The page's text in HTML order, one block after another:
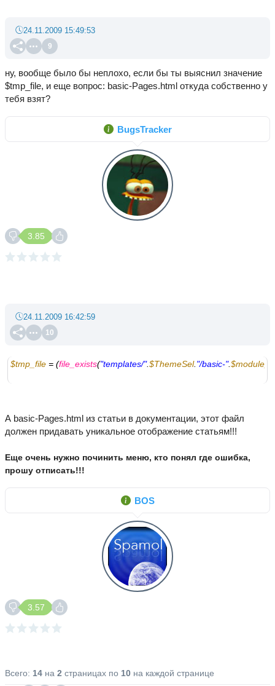
9
24.11.2009 15:49:53
ну, вообще было бы неплохо, если бы ты выяснил значение
$tmp_file, и еще вопрос: basic-Pages.html откуда собственно у
тебя взят?
BugsTracker
3.85
10
24.11.2009 16:42:59
$tmp_file = (file_exists("templates/".$ThemeSel. "/basic-".
А basic-Pages.html из статьи в документации, этот файл
должен придавать уникальное отображение статьям!!!
Еще очень нужно починить меню, кто понял где ошибка,
прошу отписать!!!
BOS
3.57
Всего: 14 на 2 страницах по 10 на каждой странице